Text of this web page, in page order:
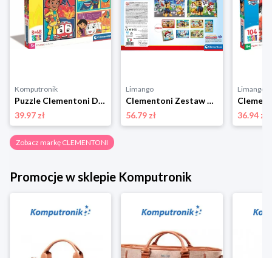
Komputronik
Puzzle Clementoni Disney Firebuds 3 x 48 el. 25283
39.97 zł
Limango
Clementoni Zestaw gier "Psi Patrol" - 3+ rozmiar: onesize
56.79 zł
Limango
36.94 zł
Zobacz markę CLEMENTONI
Promocje w sklepie Komputronik